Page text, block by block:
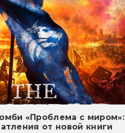
«Проблема с миром»:
от новой книги